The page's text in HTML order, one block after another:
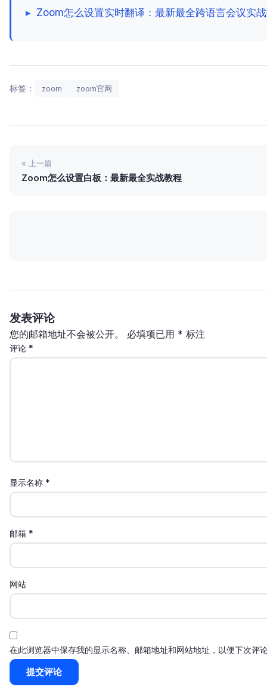
▸ Zoom怎么设置实时翻译：最新最全跨语言会议实
标签： zoom zoom官网
« 上一篇
Zoom怎么设置白板：最新最全实战教程
发表评论
您的邮箱地址不会被公开。 必填项已用 * 标注
评论 *
显示名称 *
邮箱 *
网站
在此浏览器中保存我的显示名称、邮箱地址和网站地址，以便下次评